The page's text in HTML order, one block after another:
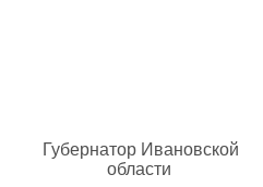
Губернатор Ивановской
области